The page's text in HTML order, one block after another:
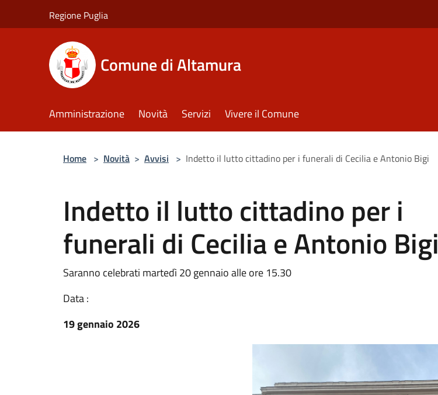
Regione Puglia
Comune di Altamura
Amministrazione Novità Servizi Vivere il Comune
Home > Novità > Avvisi > Indetto il lutto cittadino per i funerali di Cecilia e Antonio Bigi
Indetto il lutto cittadino per i
funerali di Cecilia e Antonio Bigi
Saranno celebrati martedì 20 gennaio alle ore 15.30
Data :
19 gennaio 2026